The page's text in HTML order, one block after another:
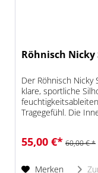
Röhnisch Nicky
Der Röhnisch
klare, sportliche
Tragegefühl. Die
55,00 €* 60,00 € *
Merken